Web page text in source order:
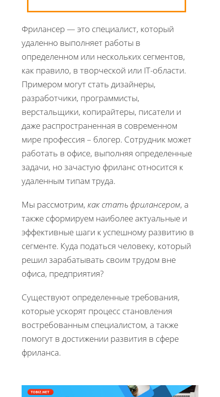
Фрилансер — это специалист, который
удаленно выполняет работы в
определенном или нескольких сегментов,
как правило, в творческой или IT-области.
Примером могут стать дизайнеры,
разработчики, программисты,
верстальщики, копирайтеры, писатели и
даже распространенная в современном
мире профессия – блогер. Сотрудник может
работать в офисе, выполняя определенные
задачи, но зачастую фриланс относится к
удаленным типам труда.
Мы рассмотрим, как стать фрилансером, а
также сформируем наиболее актуальные и
эффективные шаги к успешному развитию в
сегменте. Куда податься человеку, который
решил зарабатывать своим трудом вне
офиса, предприятия?
Существуют определенные требования,
которые ускорят процесс становления
востребованным специалистом, а также
помогут в достижении развития в сфере
фриланса.